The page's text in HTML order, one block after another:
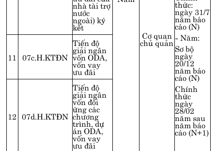
nhà tài trợ
nước
ngoài) ký
kết
Cơ quan
chủ quản
thức:
ngày 31/7
năm báo
cáo (N)
- Năm:
Sơ bộ
ngày
20/12
năm báo
cáo (N)
Chính
thức
ngày
28/02
năm sau
năm báo
cáo (N+1)
11 07c.H.KTĐN
Tiến độ
giải ngân
vốn ODA,
vốn vay
ưu đãi
12 07d.H.KTĐN
Tiến độ
giải ngân
vốn đối
ứng các
chương
trình, dự
án ODA,
vốn vay
ưu đãi